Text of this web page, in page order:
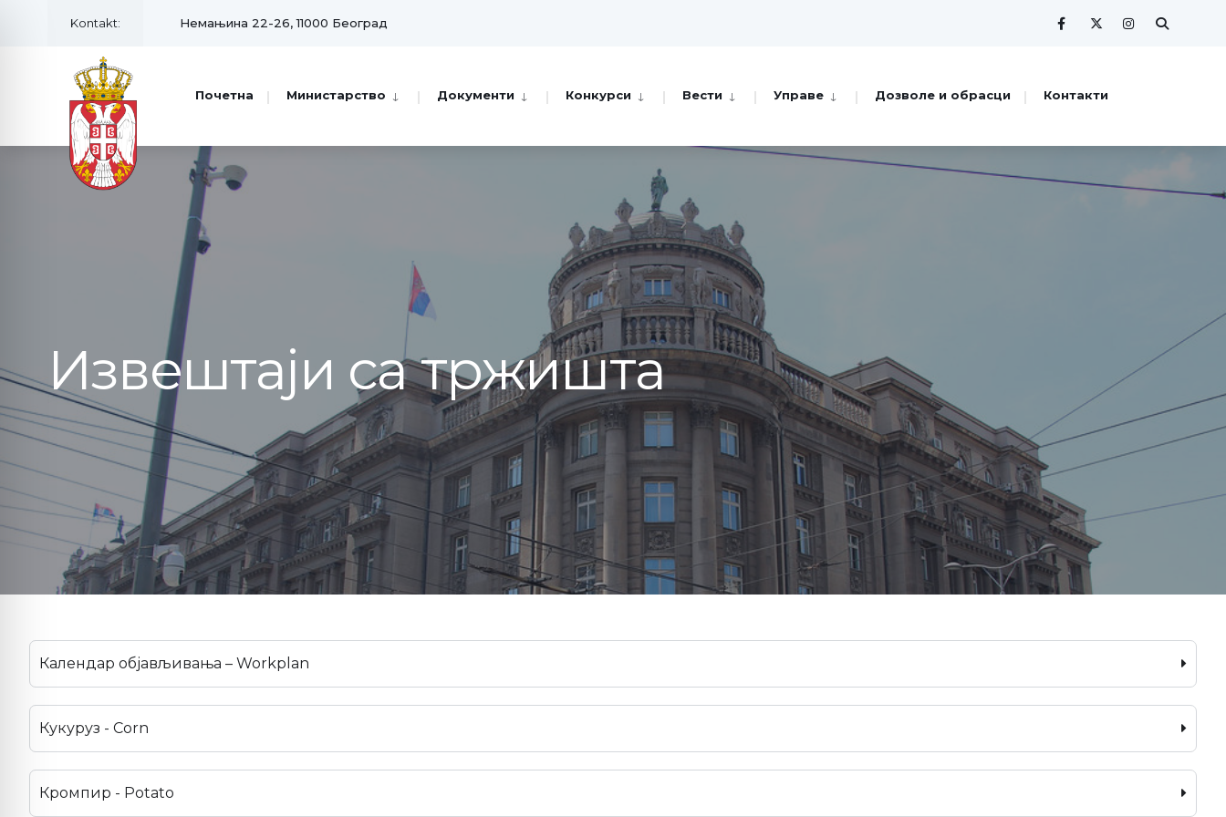
Kontakt: Немањина 22-26, 11000 Београд
Почетна Министарство Документи Конкурси Вести Управе Дозволе и обрасци Контакти
Извештаји са тржишта
Календар објављивања – Workplan
Кукуруз - Corn
Кромпир - Potato